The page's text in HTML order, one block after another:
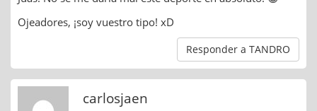
Ojeadores, ¡soy vuestro tipo! xD
Responder a TANDRO
carlosjaen